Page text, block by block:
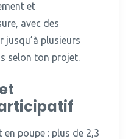
et
avec des
jusqu’à plusieurs
selon ton projet.
en poupe : plus de 2,3